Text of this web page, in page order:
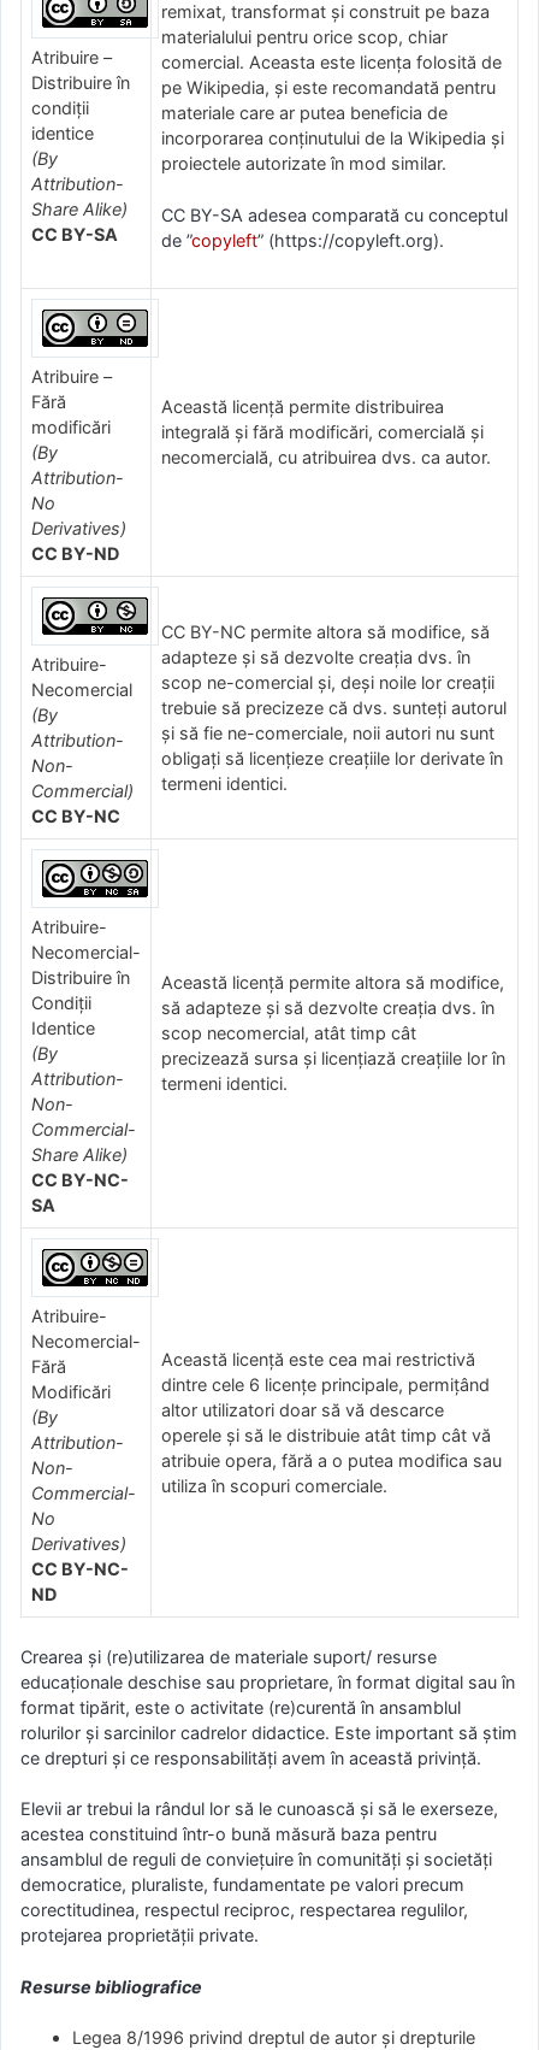
Atribuire –
Distribuire în
condiții
identice
(By
Attribution-
Share Alike)
CC BY-SA
remixat, transformat și construit pe baza
materialului pentru orice scop, chiar
comercial. Aceasta este licența folosită de
pe Wikipedia, și este recomandată pentru
materiale care ar putea beneficia de
incorporarea conținutului de la Wikipedia și
proiectele autorizate în mod similar.
CC BY-SA adesea comparată cu conceptul
de ”copyleft” (https://copyleft.org).
Atribuire –
Fără
modificări
(By
Attribution-
No
Derivatives)
CC BY-ND
Această licență permite distribuirea
integrală și fără modificări, comercială și
necomercială, cu atribuirea dvs. ca autor.
Atribuire-
Necomercial
(By
Attribution-
Non-
Commercial)
CC BY-NC
CC BY-NC permite altora să modifice, să
adapteze și să dezvolte creația dvs. în
scop ne-comercial și, deși noile lor creații
trebuie să precizeze că dvs. sunteți autorul
și să fie ne-comerciale, noii autori nu sunt
obligați să licențieze creațiile lor derivate în
termeni identici.
Atribuire-
Necomercial-
Distribuire în
Condiţii
Identice
(By
Attribution-
Non-
Commercial-
Share Alike)
CC BY-NC-
SA
Această licență permite altora să modifice,
să adapteze și să dezvolte creația dvs. în
scop necomercial, atât timp cât
precizează sursa și licențiază creațiile lor în
termeni identici.
Atribuire-
Necomercial-
Fără
Modificări
(By
Attribution-
Non-
Commercial-
No
Derivatives)
CC BY-NC-
ND
Această licență este cea mai restrictivă
dintre cele 6 licențe principale, permițând
altor utilizatori doar să vă descarce
operele și să le distribuie atât timp cât vă
atribuie opera, fără a o putea modifica sau
utiliza în scopuri comerciale.
Crearea și (re)utilizarea de materiale suport/ resurse
educaționale deschise sau proprietare, în format digital sau în
format tipărit, este o activitate (re)curentă în ansamblul
rolurilor și sarcinilor cadrelor didactice. Este important să știm
ce drepturi și ce responsabilități avem în această privință.
Elevii ar trebui la rândul lor să le cunoască și să le exerseze,
acestea constituind într-o bună măsură baza pentru
ansamblul de reguli de conviețuire în comunități și societăți
democratice, pluraliste, fundamentate pe valori precum
corectitudinea, respectul reciproc, respectarea regulilor,
protejarea proprietății private.
Resurse bibliografice
Legea 8/1996 privind dreptul de autor şi drepturile